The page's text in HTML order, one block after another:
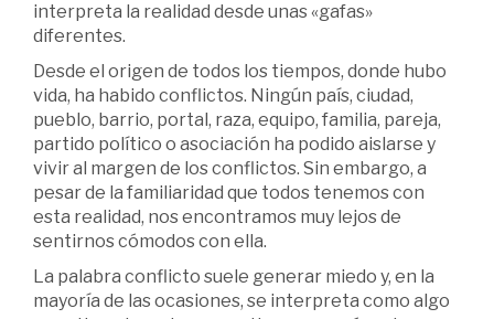
interpreta la realidad desde unas «gafas»
diferentes.
Desde el origen de todos los tiempos, donde hubo
vida, ha habido conflictos. Ningún país, ciudad,
pueblo, barrio, portal, raza, equipo, familia, pareja,
partido político o asociación ha podido aislarse y
vivir al margen de los conflictos. Sin embargo, a
pesar de la familiaridad que todos tenemos con
esta realidad, nos encontramos muy lejos de
sentirnos cómodos con ella.
La palabra conflicto suele generar miedo y, en la
mayoría de las ocasiones, se interpreta como algo